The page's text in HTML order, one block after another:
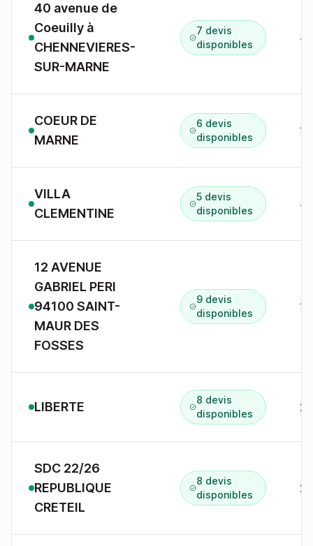
40 avenue de
Coeuilly à
CHENNEVIERES-
SUR-MARNE
7 devis
disponibles
COEUR DE
MARNE
6 devis
disponibles
VILLA
CLEMENTINE
5 devis
disponibles
12 AVENUE
GABRIEL PERI
94100 SAINT-
MAUR DES
FOSSES
9 devis
disponibles
LIBERTE
8 devis
disponibles
SDC 22/26
REPUBLIQUE
CRETEIL
8 devis
disponibles